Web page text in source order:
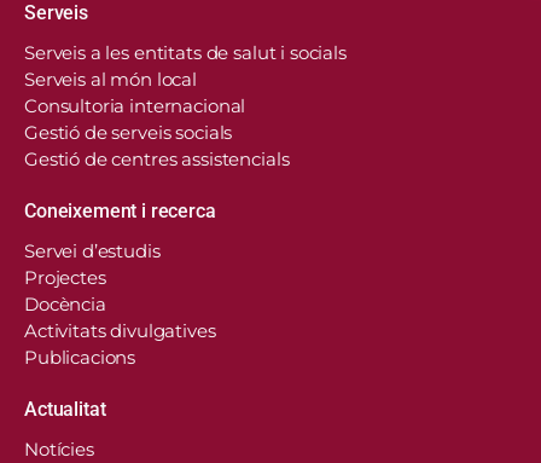
Serveis
Serveis a les entitats de salut i socials
Serveis al món local
Consultoria internacional
Gestió de serveis socials
Gestió de centres assistencials
Coneixement i recerca
Servei d’estudis
Projectes
Docència
Activitats divulgatives
Publicacions
Actualitat
Notícies